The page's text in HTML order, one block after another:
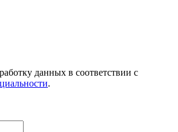
данных в соответствии с
.